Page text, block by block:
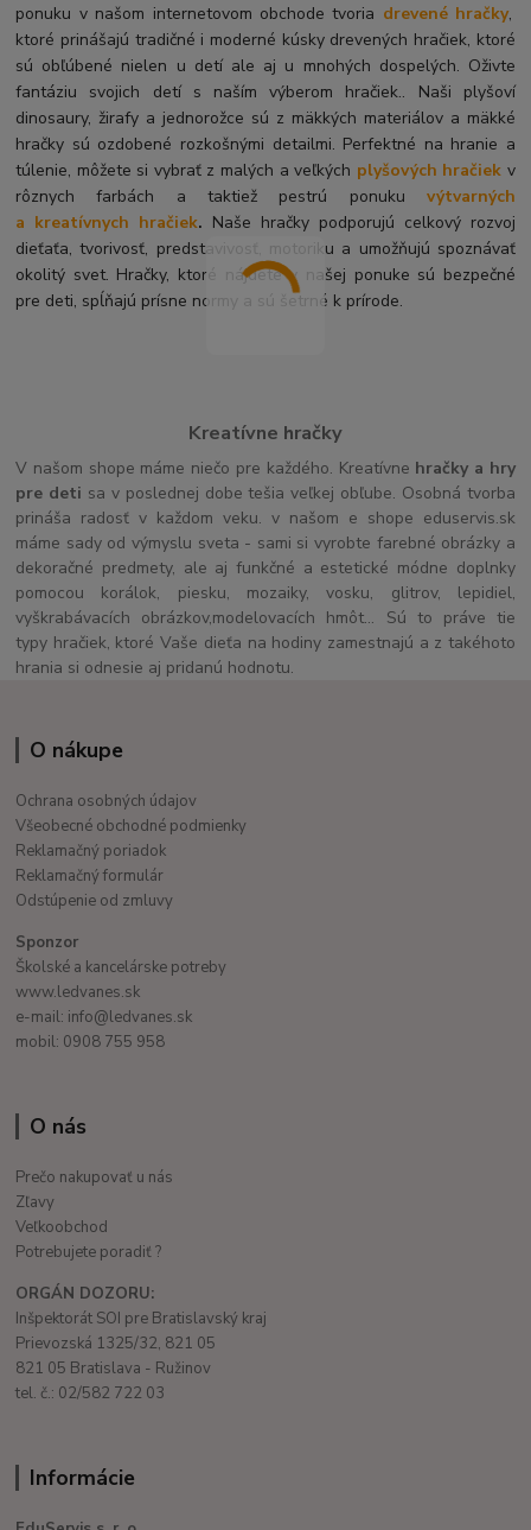
ponuku v našom internetovom obchode tvoria drevené hračky,
ktoré prinášajú tradičné i moderné kúsky drevených hračiek, ktoré
sú obľúbené nielen u detí ale aj u mnohých dospelých. Oživte
fantáziu svojich detí s naším výberom hračiek.. Naši plyšoví
dinosaury, žirafy a jednorožce sú z mäkkých materiálov a mäkké
hračky sú ozdobené rozkošnými detailmi. Perfektné na hranie a
túlenie, môžete si vybrať z malých a veľkých plyšových hračiek v
rôznych farbách a taktiež pestrú ponuku výtvarných
a kreatívnych hračiek. Naše hračky podporujú celkový rozvoj
dieťaťa, tvorivosť, predstavivosť, motoriku a umožňujú spoznávať
okolitý svet. Hračky, ktoré nájdete v našej ponuke sú bezpečné
pre deti, spĺňajú prísne normy a sú šetrné k prírode.
Kreatívne hračky
V našom shope máme niečo pre každého. Kreatívne hračky a hry
pre deti sa v poslednej dobe tešia veľkej obľube. Osobná tvorba
prináša radosť v každom veku. v našom e shope eduservis.sk
máme sady od výmyslu sveta - sami si vyrobte farebné obrázky a
dekoračné predmety, ale aj funkčné a estetické módne doplnky
pomocou korálok, piesku, mozaiky, vosku, glitrov, lepidiel,
vyškrabávacích obrázkov,modelovacích hmôt... Sú to práve tie
typy hračiek, ktoré Vaše dieťa na hodiny zamestnajú a z takéhoto
hrania si odnesie aj pridanú hodnotu.
O nákupe
Ochrana osobných údajov
Všeobecné obchodné podmienky
Reklamačný poriadok
Reklamačný formulár
Odstúpenie od zmluvy
Sponzor
Školské a kancelárske potreby
www.ledvanes.sk
e-mail: info@ledvanes.sk
mobil: 0908 755 958
O nás
Prečo nakupovať u nás
Zľavy
Veľkoobchod
Potrebujete poradiť ?
ORGÁN DOZORU:
Inšpektorát SOI pre Bratislavský kraj
Prievozská 1325/32, 821 05
821 05 Bratislava - Ružinov
tel. č.: 02/582 722 03
Informácie